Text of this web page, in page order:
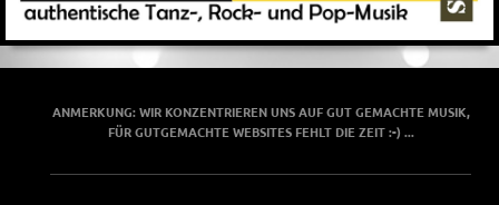
ANMERKUNG: WIR KONZENTRIEREN UNS AUF GUT GEMACHTE MUSIK,
FÜR GUTGEMACHTE WEBSITES FEHLT DIE ZEIT :-) ...